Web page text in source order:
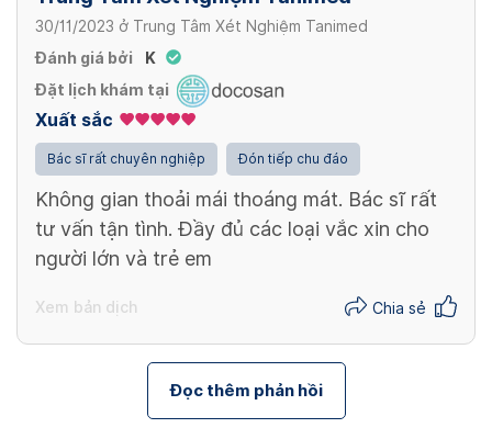
30/11/2023 ở Trung Tâm Xét Nghiệm Tanimed
Đánh giá bởi
K
Đặt lịch khám tại
Xuất sắc
Bác sĩ rất chuyên nghiệp Đón tiếp chu đáo
Không gian thoải mái thoáng mát. Bác sĩ rất
tư vấn tận tình. Đầy đủ các loại vắc xin cho
người lớn và trẻ em
Xem bản dịch Chia sẻ
Đọc thêm phản hồi